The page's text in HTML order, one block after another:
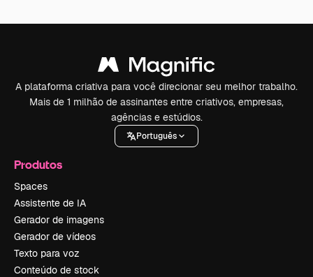
A plataforma criativa para você direcionar seu melhor trabalho.
Mais de 1 milhão de assinantes entre criativos, empresas,
agências e estúdios.
Português
Produtos
Spaces
Assistente de IA
Gerador de imagens
Gerador de vídeos
Texto para voz
Conteúdo de stock